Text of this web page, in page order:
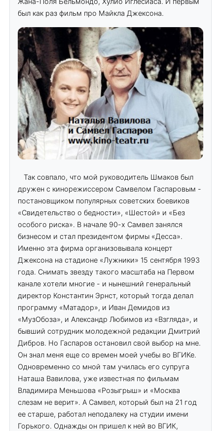
был как раз фильм про Майкла Джексона.
Так совпало, что мой руководитель Шмаков был
дружен с кинорежиссером Самвелом Гаспаровым -
постановщиком популярных советских боевиков
«Свидетельство о бедности», «Шестой» и «Без
особого риска». В начале 90-х Самвел занялся
бизнесом и стал президентом фирмы «Десса».
Именно эта фирма организовывала концерт
Джексона на стадионе «Лужники» 15 сентября 1993
года. Снимать звезду такого масштаба на Первом
канале хотели многие - и нынешний генеральный
директор Константин Эрнст, который тогда делал
программу «Матадор», и Иван Демидов из
«МузОбоза», и Александр Любимов из «Взгляда», и
бывший сотрудник молодежной редакции Дмитрий
Дибров. Но Гаспаров остановил свой выбор на мне.
Он знал меня еще со времен моей учебы во ВГИКе.
Одновременно со мной там училась его супруга
Наташа Вавилова, уже известная по фильмам
Владимира Меньшова «Розыгрыш» и «Москва
слезам не верит». А Самвел, который был на 21 год
ее старше, работал неподалеку на студии имени
Горького. Однажды он пришел к ней во ВГИК,